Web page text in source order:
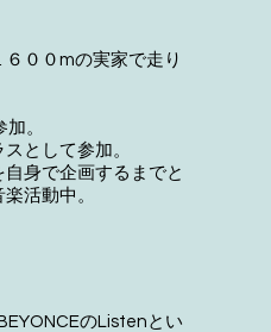
００mの実家で走り
。
として参加。
身で企画するまでと
活動中。
のListenとい